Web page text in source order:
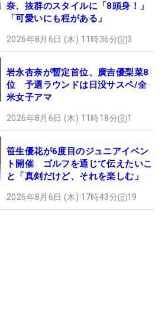
奈、抜群のスタイルに「8頭身！」
「可愛いにも程がある」
2026年8月6日 (木) 11時36分 3
岩永杏奈が暫定首位、廣吉優梨菜8
位 予選ラウンドは日没サスペ/全
米女子アマ
2026年8月6日 (木) 11時18分 1
笹生優花が6度目のジュニアイベン
ト開催 ゴルフを通じて伝えたいこ
と「真剣だけど、それを楽しむ」
2026年8月6日 (木) 17時43分 19